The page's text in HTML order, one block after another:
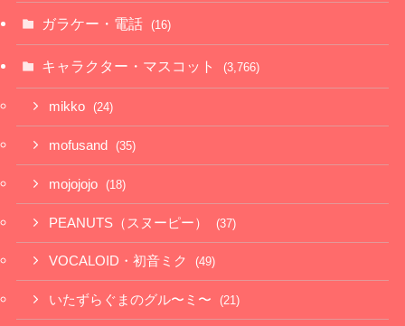
ガラケー・電話 (16)
キャラクター・マスコット (3,766)
mikko (24)
mofusand (35)
mojojojo (18)
PEANUTS（スヌーピー） (37)
VOCALOID・初音ミク (49)
いたずらぐまのグル〜ミ〜 (21)